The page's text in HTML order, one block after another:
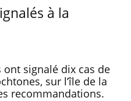
à la
signalé dix cas de
sur l’île de la
recommandations.